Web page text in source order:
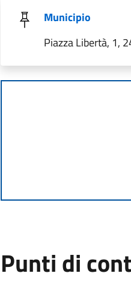
Municipio
Piazza Libertà, 1,
Punti di